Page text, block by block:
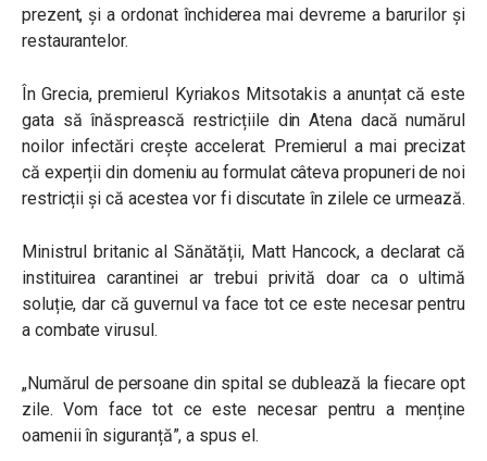
prezent, și a ordonat închiderea mai devreme a barurilor și
restaurantelor.
În Grecia, premierul Kyriakos Mitsotakis a anunțat că este
gata să înăsprească restricțiile din Atena dacă numărul
noilor infectări crește accelerat. Premierul a mai precizat
că experții din domeniu au formulat câteva propuneri de noi
restricții și că acestea vor fi discutate în zilele ce urmează.
Ministrul britanic al Sănătății, Matt Hancock, a declarat că
instituirea carantinei ar trebui privită doar ca o ultimă
soluție, dar că guvernul va face tot ce este necesar pentru
a combate virusul.
„Numărul de persoane din spital se dublează la fiecare opt
zile. Vom face tot ce este necesar pentru a menține
oamenii în siguranță”, a spus el.